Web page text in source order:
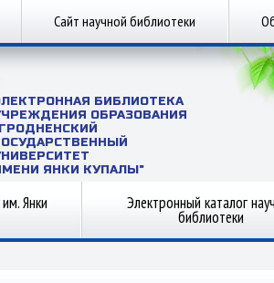
Сайт научной библиотеки
БИБЛИОТЕКА
ОБРАЗОВАНИЯ
ЯНКИ КУПАЛЫ"
Янки Электронный каталог
библиотеки